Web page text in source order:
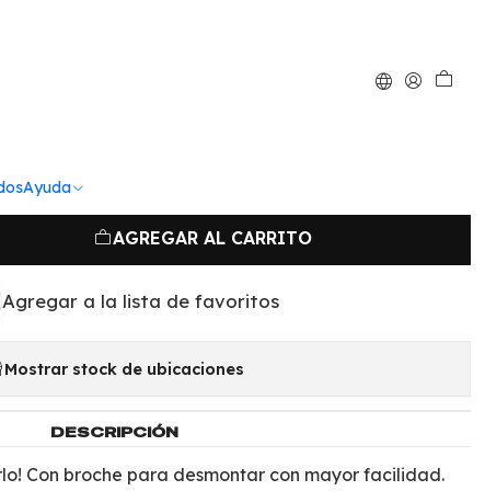
Ayuda cm) 1-132
AGREGAR AL CARRITO
Agregar a la lista de favoritos
Mostrar stock de ubicaciones
DESCRIPCIÓN
Con broche para desmontar con mayor facilidad.